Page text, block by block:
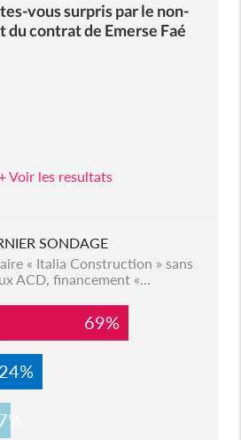
vous surpris par le non-
contrat de Emerse Faé
Voir les resultats
SONDAGE
« Italia Construction » sans
ACD, financement «...
69%
24%